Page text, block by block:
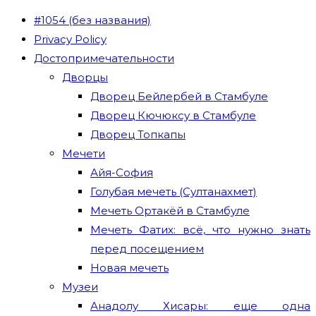
#1054 (без названия)
Privacy Policy
Достопримечательности
Дворцы
Дворец Бейлербей в Стамбуле
Дворец Кючюксу в Стамбуле
Дворец Топкапы
Мечети
Айя-София
Голубая мечеть (Султанахмет)
Мечеть Ортакёй в Стамбуле
Мечеть Фатих: всё, что нужно знать
перед посещением
Новая мечеть
Музеи
Анадолу Хисары: еще одна